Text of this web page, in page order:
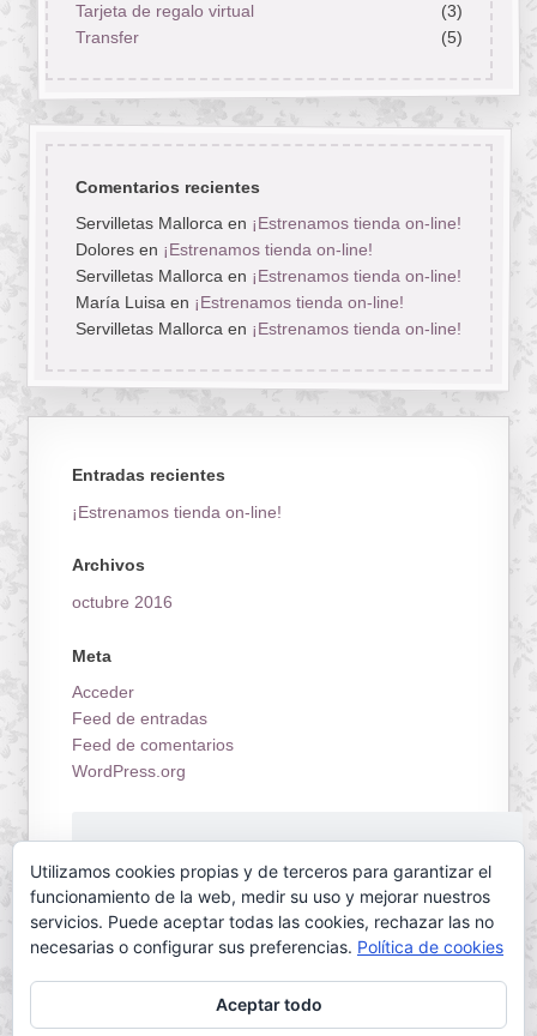
Tarjeta de regalo virtual
(3)
Transfer
(5)
Comentarios recientes
Servilletas Mallorcaen ¡Estrenamos tienda on-line!
Doloresen ¡Estrenamos tienda on-line!
Servilletas Mallorcaen ¡Estrenamos tienda on-line!
María Luisaen ¡Estrenamos tienda on-line!
Servilletas Mallorcaen ¡Estrenamos tienda on-line!
Entradas recientes
¡Estrenamos tienda on-line!
Archivos
octubre 2016
Meta
Acceder
Feed de entradas
Feed de comentarios
WordPress.org
Utilizamos cookies propias y de terceros para garantizar el
funcionamiento de la web, medir su uso y mejorar nuestros
servicios. Puede aceptar todas las cookies, rechazar las no
necesarias o configurar sus preferencias. Política de cookies
Aceptar todo